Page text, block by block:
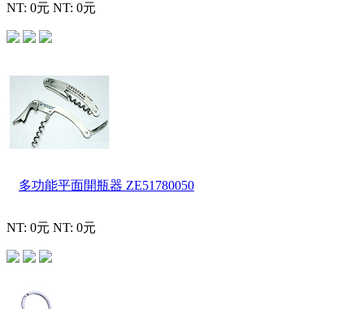
NT: 0元 NT: 0元
多功能平面開瓶器 ZE51780050
NT: 0元 NT: 0元